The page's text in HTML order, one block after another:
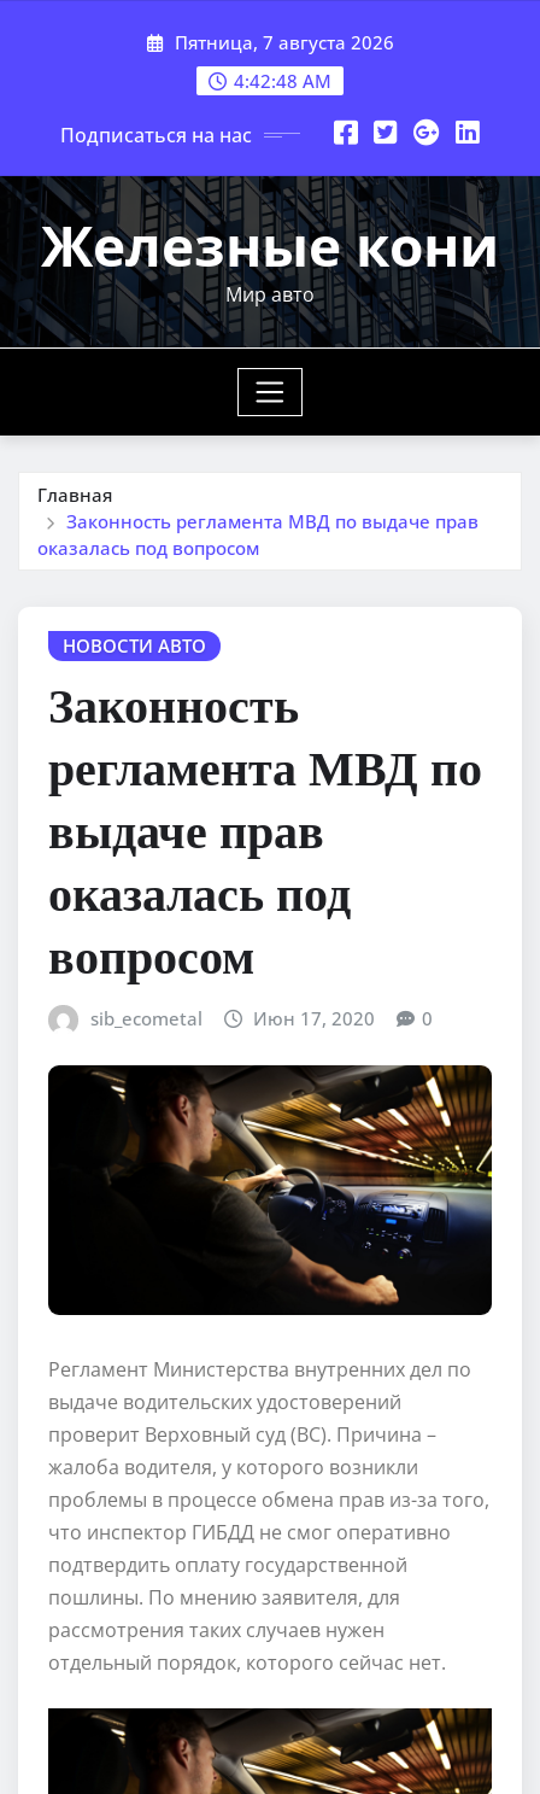
Пятница, 7 августа 2026
4:42:50 AM
Подписаться на нас
Железные кони
Мир авто
Главная
Законность регламента МВД по выдаче прав
оказалась под вопросом
НОВОСТИ АВТО
Законность
регламента МВД по
выдаче прав
оказалась под
вопросом
sib_ecometal Июн 17, 2020 0
Регламент Министерства внутренних дел по
выдаче водительских удостоверений
проверит Верховный суд (ВС). Причина –
жалоба водителя, у которого возникли
проблемы в процессе обмена прав из-за того,
что инспектор ГИБДД не смог оперативно
подтвердить оплату государственной
пошлины. По мнению заявителя, для
рассмотрения таких случаев нужен
отдельный порядок, которого сейчас нет.